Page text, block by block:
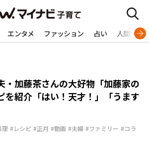
エンタメ ファッション 占い 人間関係
・加藤茶さんの大好物「加藤家の
を紹介「はい！天才！」「うます
理 #レシピ #正月 #動画 #夫婦 #ファミリー #コラ